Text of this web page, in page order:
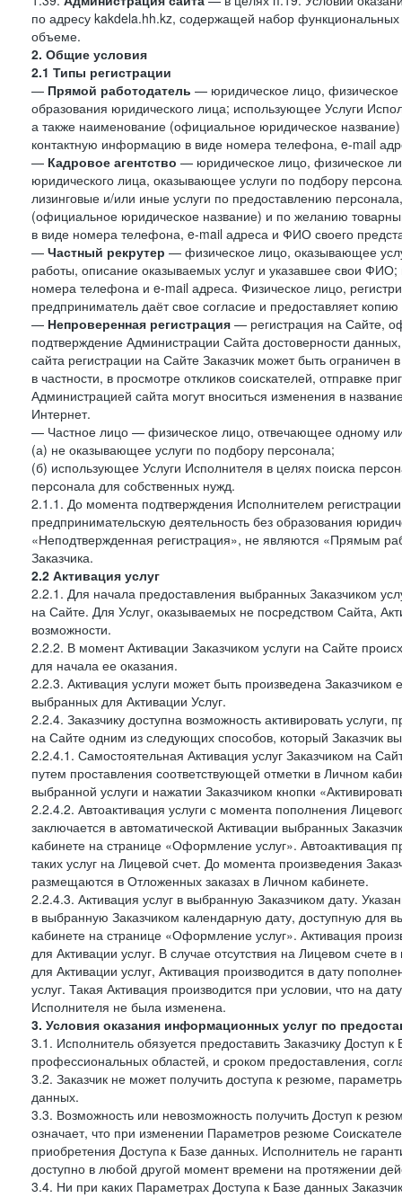
по адресу kakdela.hh.kz, содержащей набор
объеме.
2. Общие условия
2.1 Типы регистрации
— Прямой работодатель — юридическое лицо,
образования юридического лица; использующее Услуги
а также наименование (официальное юридическое
контактную информацию в виде номера телефона, e-mail
— Кадровое агентство — юридическое лицо, физическое
юридического лица, оказывающее услуги по подбору
лизинговые и/или иные услуги по предоставлению
(официальное юридическое название) и по желанию
в виде номера телефона, e-mail адреса и ФИО своего
— Частный рекрутер — физическое лицо, оказывающее
работы, описание оказываемых услуг и указавшее свои
номера телефона и e-mail адреса. Физическое лицо,
предприниматель даёт свое согласие и предоставляет
— Непроверенная регистрация — регистрация на Сайте,
подтверждение Администрации Сайта достоверности
сайта регистрации на Сайте Заказчик может быть
в частности, в просмотре откликов соискателей, отправке
Администрацией сайта могут вноситься изменения в
Интернет.
— Частное лицо — физическое лицо, отвечающее одному
(а) не оказывающее услуги по подбору персонала;
(б) использующее Услуги Исполнителя в целях поиска
персонала для собственных нужд.
2.1.1. До момента подтверждения Исполнителем
предпринимательскую деятельность без образования
«Неподтвержденная регистрация», не являются «Прямым
Заказчика.
2.2 Активация услуг
2.2.1. Для начала предоставления выбранных Заказчиком
на Сайте. Для Услуг, оказываемых не посредством Сайта,
возможности.
2.2.2. В момент Активации Заказчиком услуги на Сайте
для начала ее оказания.
2.2.3. Активация услуги может быть произведена
выбранных для Активации Услуг.
2.2.4. Заказчику доступна возможность активировать
на Сайте одним из следующих способов, который Заказчик
2.2.4.1. Самостоятельная Активация услуг Заказчиком на
путем проставления соответствующей отметки в Личном
выбранной услуги и нажатии Заказчиком кнопки
2.2.4.2. Автоактивация услуги с момента пополнения
заключается в автоматической Активации выбранных
кабинете на странице «Оформление услуг». Автоактивация
таких услуг на Лицевой счет. До момента произведения
размещаются в Отложенных заказах в Личном кабинете.
2.2.4.3. Активация услуг в выбранную Заказчиком дату.
в выбранную Заказчиком календарную дату, доступную для
кабинете на странице «Оформление услуг». Активация
для Активации услуг. В случае отсутствия на Лицевом
для Активации услуг, Активация производится в дату
услуг. Такая Активация производится при условии, что на
Исполнителя не была изменена.
3. Условия оказания информационных услуг по
3.1. Исполнитель обязуется предоставить Заказчику Доступ
профессиональных областей, и сроком предоставления,
3.2. Заказчик не может получить доступа к резюме,
данных.
3.3. Возможность или невозможность получить Доступ к
означает, что при изменении Параметров резюме
приобретения Доступа к Базе данных. Исполнитель не
доступно в любой другой момент времени на протяжении
3.4. Ни при каких Параметрах Доступа к Базе данных